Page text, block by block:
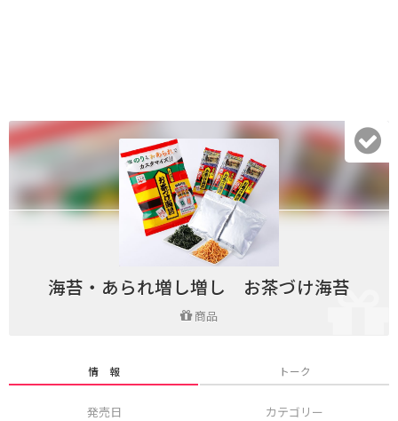
海苔・あられ増し増し お茶づけ海苔
商品
情 報 トーク
発売日 カテゴリー